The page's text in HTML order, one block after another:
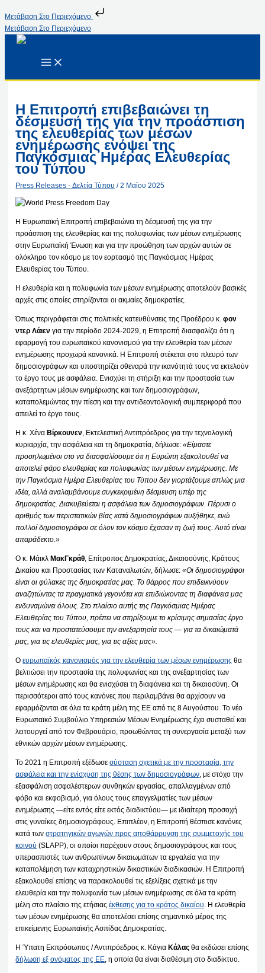
Μετάβαση Στο Περιεχόμενο
Μετάβαση Στο Περιεχόμενο
Η Επιτροπή επιβεβαιώνει τη
δέσμευσή της για την προάσπιση
της ελευθερίας των μέσων
ενημέρωσης ενόψει της
Παγκόσμιας Ημέρας Ελευθερίας
του Τύπου
Press Releases - Δελτία Τύπου /2 Μαΐου 2025
Η Ευρωπαϊκή Επιτροπή επιβεβαιώνει τη δέσμευσή της για την
προάσπιση της ελευθερίας και της πολυφωνίας των μέσων ενημέρωσης
στην Ευρωπαϊκή Ένωση και για την προώθηση των αρχών αυτών σε
ολόκληρο τον κόσμο με τον εορτασμό της Παγκόσμιας Ημέρας
Ελευθερίας του Τύπου.
Η ελευθερία και η πολυφωνία των μέσων ενημέρωσης αποτελούν βασικές
αρχές στις οποίες στηρίζονται οι ακμαίες δημοκρατίες.
Όπως περιγράφεται στις πολιτικές κατευθύνσεις της Προέδρου κ.φον
ντερ Λάιεν για την περίοδο 2024-2029, η Επιτροπή διασφαλίζει ότι η
εφαρμογή του ευρωπαϊκού κανονισμού για την ελευθερία των μέσων
ενημέρωσης προχωρά κανονικά. Η Επιτροπή στέκεται στο πλευρό των
δημοσιογράφων και υποστηρίζει σθεναρά την ικανότητά τους να εκτελούν
το έργο τους με ασφάλεια. Ενισχύει τη στήριξη και την προστασία των
ανεξάρτητων μέσων ενημέρωσης και των δημοσιογράφων,
καταπολεμώντας την πίεση και την αντιδεοντολογική συμπεριφορά που
απειλεί το έργο τους.
Η κ. Χένα Βίρκουνεν, Εκτελεστική Αντιπρόεδρος για την τεχνολογική
κυριαρχία, την ασφάλεια και τη δημοκρατία, δήλωσε:«Είμαστε
προσηλωμένοι στο να διασφαλίσουμε ότι η Ευρώπη εξακολουθεί να
αποτελεί φάρο ελευθερίας και πολυφωνίας των μέσων ενημέρωσης. Με
την Παγκόσμια Ημέρα Ελευθερίας του Τύπου δεν γιορτάζουμε απλώς μια
ιδέα, αλλά αναλαμβάνουμε συγκεκριμένη δέσμευση υπέρ της
δημοκρατίας. Διακυβεύεται η ασφάλεια των δημοσιογράφων. Πέρυσι ο
αριθμός των περιστατικών βίας κατά δημοσιογράφων αυξήθηκε, ενώ
πολλοί δημοσιογράφοι σε όλον τον κόσμο έχασαν τη ζωή τους. Αυτό είναι
απαράδεκτο.»
Ο κ. Μάικλ ΜακΓκράθ, Επίτροπος Δημοκρατίας, Δικαιοσύνης, Κράτους
Δικαίου και Προστασίας των Καταναλωτών, δήλωσε: «Οι δημοσιογράφοι
είναι οι φύλακες της δημοκρατίας μας. Το θάρρος που επιδεικνύουν
αναζητώντας τα πραγματικά γεγονότα και επιδιώκοντας τη διαφάνεια μας
ενδυναμώνει όλους. Στο πλαίσιο αυτής της Παγκόσμιας Ημέρας
Ελευθερίας του Τύπου, πρέπει να στηρίξουμε το κρίσιμης σημασίας έργο
τους και να προστατεύσουμε την ανεξαρτησία τους — για τα δικαιώματά
μας, για τις ελευθερίες μας, για τις αξίες μας».
Οευρωπαϊκός κανονισμός για την ελευθερία των μέσων ενημέρωσης θα
βελτιώσει την προστασία της πολυφωνίας και της ανεξαρτησίας των
μέσων ενημέρωσης και θα ενισχύσει τη διαφάνεια και τη δικαιοσύνη. Οι
περισσότεροι από τους κανόνες που περιλαμβάνει θα αρχίσουν να
εφαρμόζονται σε όλα τα κράτη μέλη της ΕΕ από τις 8 Αυγούστου. Το νέο
Ευρωπαϊκό Συμβούλιο Υπηρεσιών Μέσων Ενημέρωσης έχει συσταθεί και
λειτουργεί από τον Φεβρουάριο, προωθώντας τη συνεργασία μεταξύ των
εθνικών αρχών μέσων ενημέρωσης.
Το 2021 η Επιτροπή εξέδωσεσύσταση σχετικά με την προστασία, την
ασφάλεια και την ενίσχυση της θέσης των δημοσιογράφων, με στόχο την
εξασφάλιση ασφαλέστερων συνθηκών εργασίας, απαλλαγμένων από
φόβο και εκφοβισμό, για όλους τους επαγγελματίες των μέσων
ενημέρωσης —είτε εντός είτε εκτός διαδικτύου— με ιδιαίτερη προσοχή
στις γυναίκες δημοσιογράφους. Επιπλέον, η Επιτροπή θέσπισε κανόνες
κατά τωνστρατηγικών αγωγών προς αποθάρρυνση της συμμετοχής του
κοινού (SLAPP), οι οποίοι παρέχουν στους δημοσιογράφους και τους
υπερασπιστές των ανθρωπίνων δικαιωμάτων τα εργαλεία για την
καταπολέμηση των καταχρηστικών δικαστικών διαδικασιών. Η Επιτροπή
εξακολουθεί επίσης να παρακολουθεί τις εξελίξεις σχετικά με την
ελευθερία και την πολυφωνία των μέσων ενημέρωσης σε όλα τα κράτη
μέλη στο πλαίσιο της ετήσιαςέκθεσης για το κράτος δικαίου. Η ελευθερία
των μέσων ενημέρωσης θα αποτελέσει επίσης σημαντικό μέρος της
επικείμενης Ευρωπαϊκής Ασπίδας Δημοκρατίας.
Η Ύπατη Εκπρόσωπος / Αντιπρόεδρος κ. Κάγια Κάλας θα εκδώσει επίσης
δήλωση εξ ονόματος της ΕΕ, η οποία θα είναι διαθέσιμη στο διαδίκτυο.